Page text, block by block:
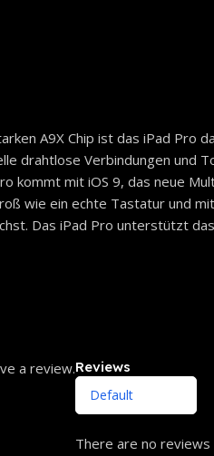
A9X Chip ist das iPad Pro
drahtlose Verbindungen und
kommt mit iOS 9, das neue
wie ein echte Tastatur und
Das iPad Pro unterstützt
Reviews
There are no reviews
a review.